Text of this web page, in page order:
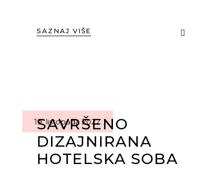
SAZNAJ VIŠE
19. listopada 2022.
SAVRŠENO
DIZAJNIRANA
HOTELSKA SOBA